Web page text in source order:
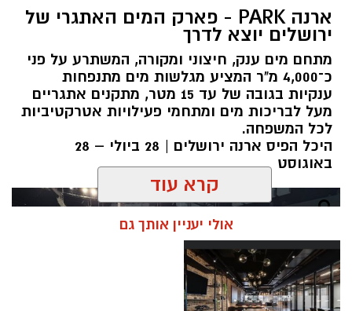
ארנה PARK - פארק המים האתגרי של
ירושלים יוצא לדרך
מתחם מים ענק, חיצוני ומקורה, המשתרע על פני
כ־4,000 מ"ר המציע מגלשות מים מתנפחות
ענקיות בגובה של עד 15 מטר, מתקנים אתגריים
מעל לבריכות מים ומתחמי פעילויות אטרקטיביות
לכל המשפחה.
היכל הפיס ארנה ירושלים | 28 ביולי – 28
באוגוסט
קרא עוד
אולי יעניין אותך גם